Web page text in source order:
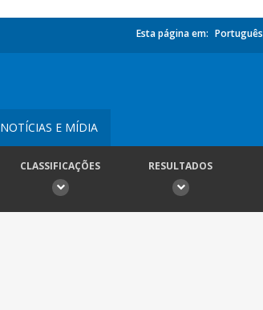
Esta página em: Português
NOTÍCIAS E MÍDIA
CLASSIFICAÇÕES RESULTADOS